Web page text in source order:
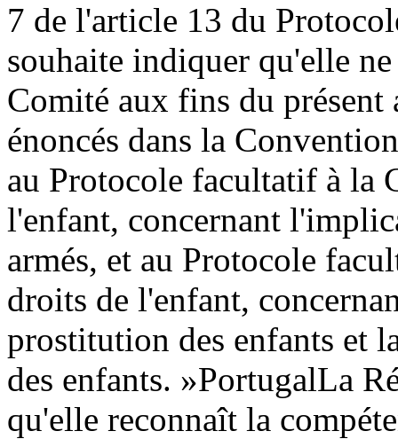
7 de l'article 13 du
souhaite indiquer qu'elle
Comité aux fins du
énoncés dans la
au Protocole facultatif à la
l'enfant, concernant
armés, et au Protocole
droits de l'enfant,
prostitution des enfants et
des enfants. »PortugalLa
qu'elle reconnaît la